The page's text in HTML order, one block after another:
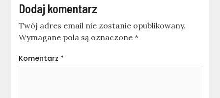
Dodaj komentarz
Twój adres email nie zostanie opublikowany.
Wymagane pola są oznaczone*
Komentarz *